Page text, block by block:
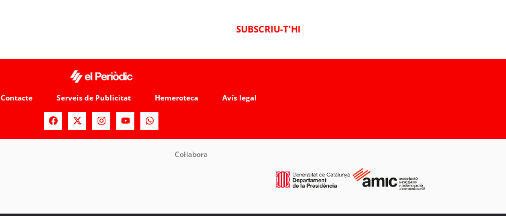
SUBSCRIU-T'HI
Contacte Serveis de Publicitat Hemeroteca Avís legal
Col·labora